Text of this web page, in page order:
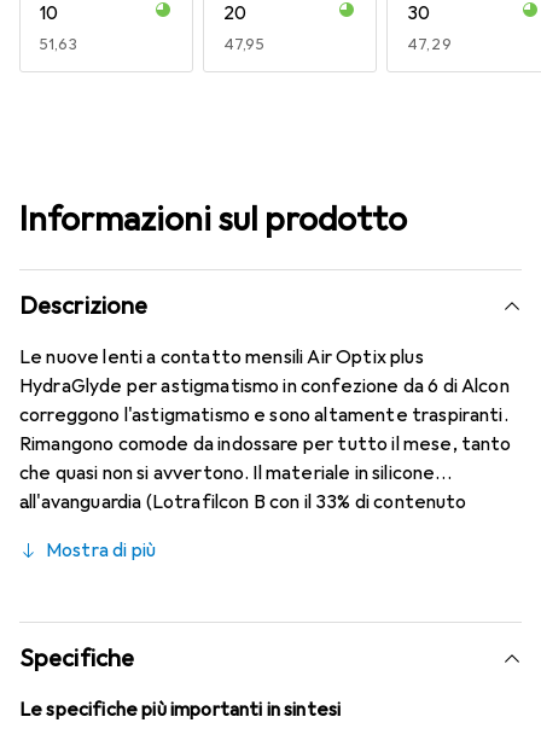
10
EUR
51,63
20
EUR
47,95
30
EUR
47,29
Informazioni sul prodotto
Descrizione
Le nuove lenti a contatto mensili Air Optix plus
HydraGlyde per astigmatismo in confezione da 6 di Alcon
correggono l'astigmatismo e sono altamente traspiranti.
Rimangono comode da indossare per tutto il mese, tanto
che quasi non si avvertono. Il materiale in silicone
all'avanguardia (Lotrafilcon B con il 33% di contenuto
Moisture Matrix e la conosciuta tecnologia SmartShield,
conosci. Un comfort duraturo e senza interruzioni per
tutto il giorno con queste lenti mensili.
Mostra di più
Specifiche
Le specifiche più importanti in sintesi